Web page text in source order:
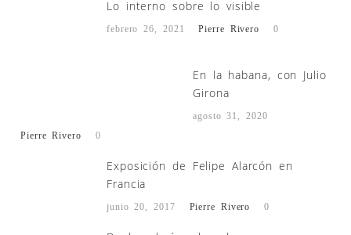
Lo interno sobre lo visible
febrero 26, 2021 Pierre Rivero 0
En la habana, con Julio
Girona
agosto 31, 2020
Pierre Rivero
0
Exposición de Felipe Alarcón en
Francia
junio 20, 2017 Pierre Rivero 0